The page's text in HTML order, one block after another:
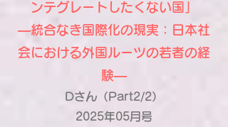
ンテグレートしたくない国」
―統合なき国際化の現実：日本社
会における外国ルーツの若者の経
験―
Dさん（Part2/2）
2025年05月号